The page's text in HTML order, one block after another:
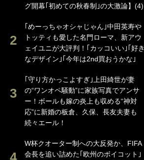
グ開幕｢初めての秋春制｣の大激論】(4)
｢めーっちゃオシャじゃん｣中田英寿や
トッティも愛した名門ローマ、新アウ
ェイユニが大評判！｢カッコいい｣｢好き
なデザイン｣｢今年は2nd買おうかな｣
｢守り方かっこよすぎ｣上田綺世が妻
の“ワンオペ騒動”に家族写真でアンサ
ー！ボールも嫁の炎上も収める“神対
応”に新婚の板倉、久保、長友夫妻も
続々エール！
W杯クオーター制への大反発か、FIFA
会長を追い詰めた｢欧州のボイコット｣